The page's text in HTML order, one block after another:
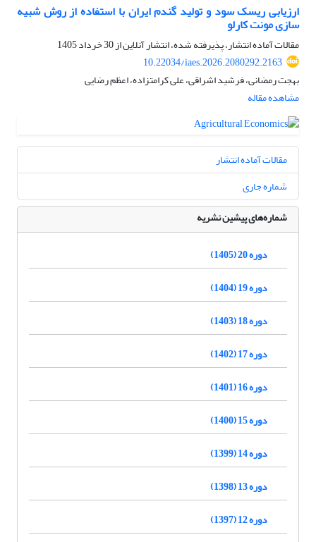
ارزیابی ریسک سود و تولید گندم ایران با استفاده از روش شبیه
سازی مونت کارلو
مقالات آماده انتشار، پذیرفته شده، انتشار آنلاین از30 خرداد 1405
10.22034/iaes.2026.2080292.2163
بهجت رمضانی، فرشید اشراقی، علی کرامتزاده، اعظم رضایی
مشاهده مقاله
مقالات آماده انتشار
شماره جاری
شماره‌های پیشین نشریه
دوره 20 (1405)
دوره 19 (1404)
دوره 18 (1403)
دوره 17 (1402)
دوره 16 (1401)
دوره 15 (1400)
دوره 14 (1399)
دوره 13 (1398)
دوره 12 (1397)